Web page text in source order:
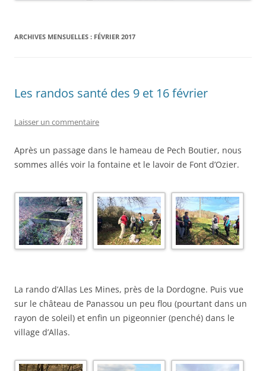
ARCHIVES MENSUELLES : FÉVRIER 2017
Les randos santé des 9 et 16 février
Laisser un commentaire
Après un passage dans le hameau de Pech Boutier, nous
sommes allés voir la fontaine et le lavoir de Font d’Ozier.
La rando d’Allas Les Mines, près de la Dordogne. Puis vue
sur le château de Panassou un peu flou (pourtant dans un
rayon de soleil) et enfin un pigeonnier (penché) dans le
village d’Allas.